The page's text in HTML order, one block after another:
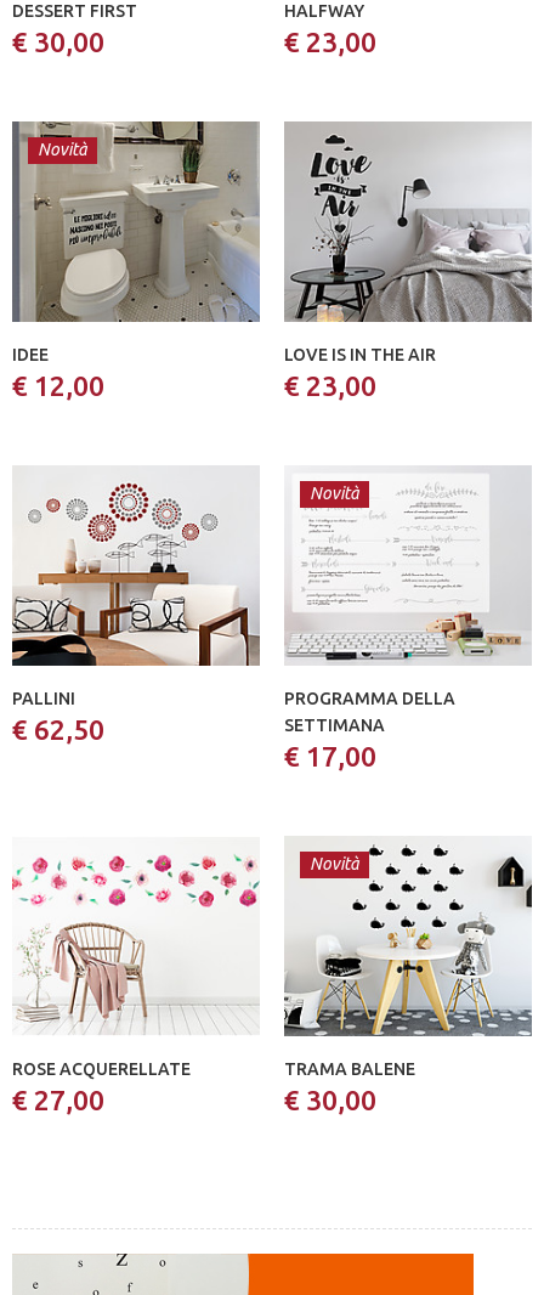
DESSERT FIRST
€ 30,00
HALFWAY
€ 23,00
Novità
IDEE
€ 12,00
LOVE IS IN THE AIR
€ 23,00
PALLINI
€ 62,50
Novità
PROGRAMMA DELLA
SETTIMANA
€ 17,00
ROSE ACQUERELLATE
€ 27,00
Novità
TRAMA BALENE
€ 30,00